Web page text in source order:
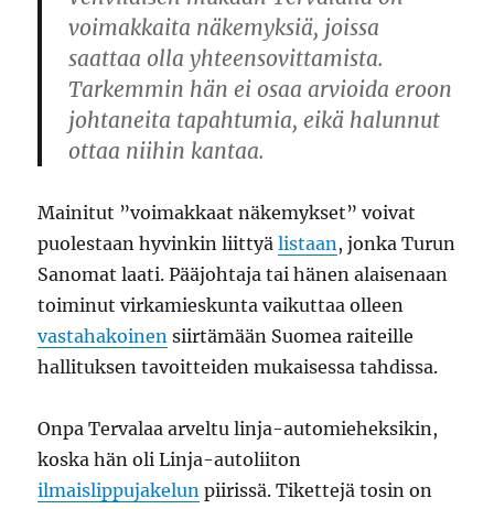
voimakkaita näkemyksiä, joissa
saattaa olla yhteensovittamista.
Tarkemmin hän ei osaa arvioida eroon
johtaneita tapahtumia, eikä halunnut
ottaa niihin kantaa.
Mainitut ”voimakkaat näkemykset” voivat
puolestaan hyvinkin liittyälistaan, jonka Turun
Sanomat laati. Pääjohtaja tai hänen alaisenaan
toiminut virkamieskunta vaikuttaa olleen
vastahakoinen siirtämään Suomea raiteille
hallituksen tavoitteiden mukaisessa tahdissa.
Onpa Tervalaa arveltu linja-automieheksikin,
koska hän oli Linja-autoliiton
ilmaislippujakelun piirissä. Tikettejä tosin on